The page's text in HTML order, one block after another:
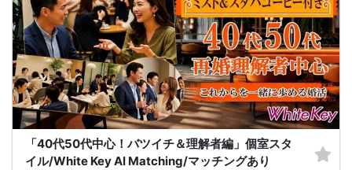
「40代50代中心！バツイチ＆理解者編」個室スタ
イル/White Key AI Matching/マッチングあり